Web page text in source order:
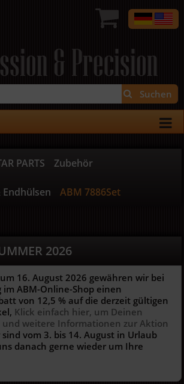
& Precision
Suchen
PARTS Zubehör
Endhülsen ABM 7886Set
2026
16. August 2026 gewähren wir bei
ABM-Online-Shop einen
von 12,5 % auf die derzeit gültigen
Klick einfach hier, um Deinen
und weitere Informationen zur Aktion
sind vom 3. bis 14. August in Urlaub
danach gerne wieder um Ihre